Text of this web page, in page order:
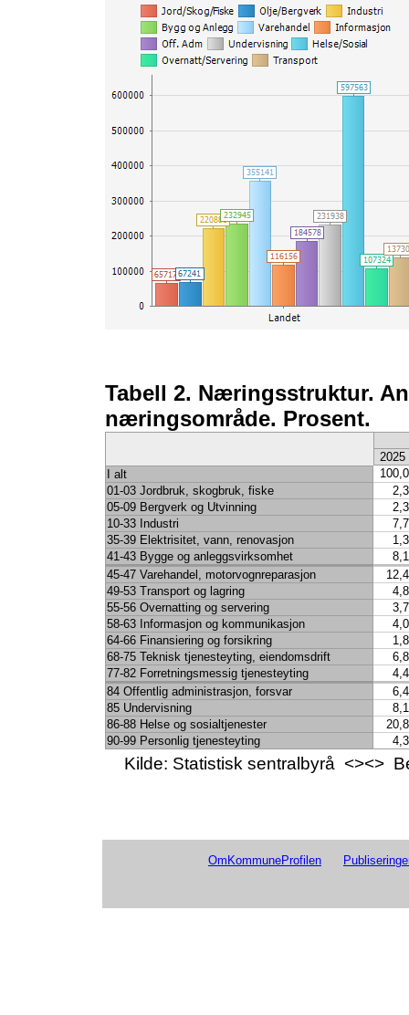
Tabell 2. Næringsstruktur.
næringsområde. Prosent.
2025
I alt
01-03 Jordbruk, skogbruk, fiske
05-09 Bergverk og Utvinning
10-33 Industri
35-39 Elektrisitet, vann, renovasjon
41-43 Bygge og anleggsvirksomhet
45-47 Varehandel, motorvognreparasjon
49-53 Transport og lagring
55-56 Overnatting og servering
58-63 Informasjon og kommunikasjon
64-66 Finansiering og forsikring
68-75 Teknisk tjenesteyting, eiendomsdrift
77-82 Forretningsmessig tjenesteyting
84 Offentlig administrasjon, forsvar
85 Undervisning
86-88 Helse og sosialtjenester
90-99 Personlig tjenesteyting
100,0
2,3
2,3
7,7
1,3
8,1
12,4
4,8
3,7
4,0
1,8
6,8
4,4
6,4
8,1
20,8
4,3
Kilde: Statistisk sentralbyrå <><>
OmKommuneProfilen